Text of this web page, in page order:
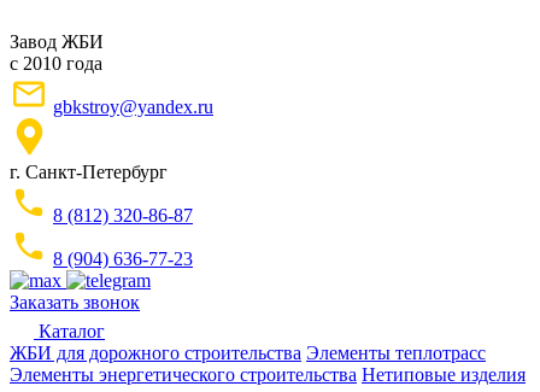
Завод ЖБИ
с 2010 года
gbkstroy@yandex.ru
г. Санкт-Петербург
8 (812) 320-86-87
8 (904) 636-77-23
Заказать звонок
Каталог
ЖБИ для дорожного строительства Элементы теплотрасс
Элементы энергетического строительства Нетиповые изделия